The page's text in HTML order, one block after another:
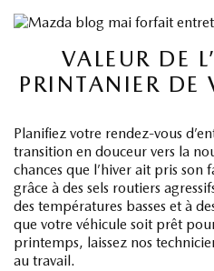
VALEUR DE
PRINTANIER
Planifiez votre rendez-vous
transition en douceur vers la
chances que l’hiver ait pris son
grâce à des sels routiers
des températures basses et à
que votre véhicule soit prêt
printemps, laissez nos
au travail.